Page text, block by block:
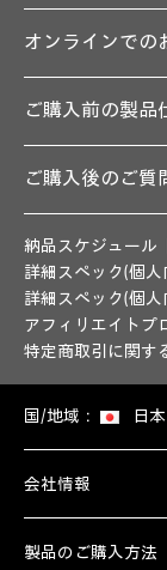
オンラインでの
ご購入前の製品
ご購入後のご質
納品スケジュール
詳細スペック(個
詳細スペック(個
アフィリエイトプ
特定商取引に関す
国/地域： 日本
会社情報
製品のご購入方法